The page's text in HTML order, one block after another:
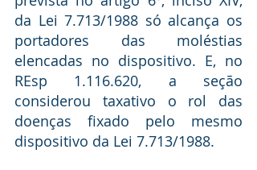
da Lei 7.713/1988 só alcança os
portadores das moléstias
elencadas no dispositivo. E, no
REsp 1.116.620, a seção
considerou taxativo o rol das
doenças fixado pelo mesmo
dispositivo da Lei 7.713/1988.